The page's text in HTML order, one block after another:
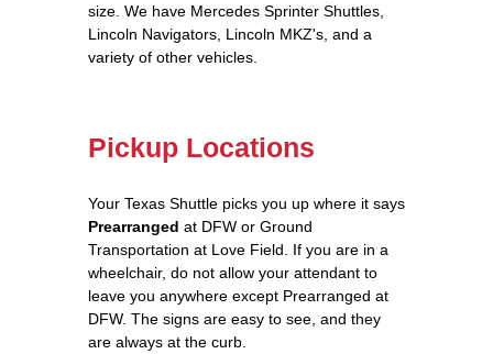
size. We have Mercedes Sprinter Shuttles,
Lincoln Navigators, Lincoln MKZ's, and a
variety of other vehicles.
Pickup Locations
Your Texas Shuttle picks you up where it says
Prearranged at DFW or Ground
Transportation at Love Field. If you are in a
wheelchair, do not allow your attendant to
leave you anywhere except Prearranged at
DFW. The signs are easy to see, and they
are always at the curb.